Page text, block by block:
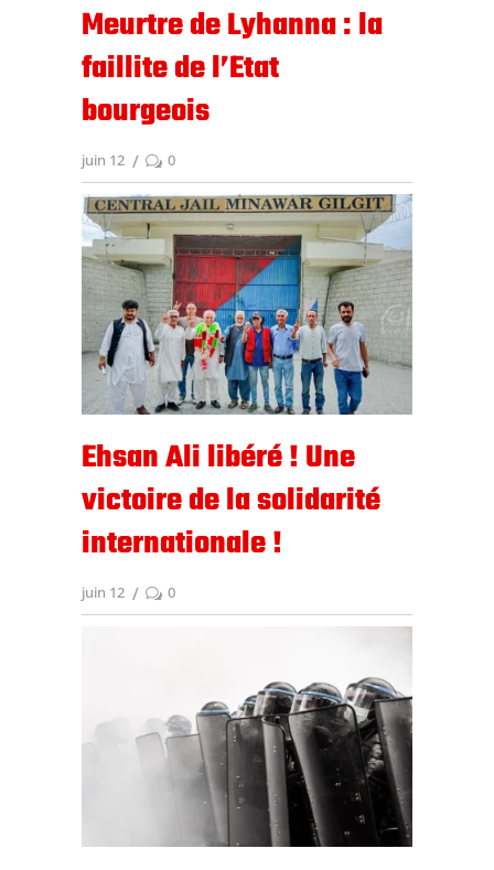
Meurtre de Lyhanna : la
faillite de l’Etat
bourgeois
juin 12 0
Ehsan Ali libéré ! Une
victoire de la solidarité
internationale !
juin 12 0